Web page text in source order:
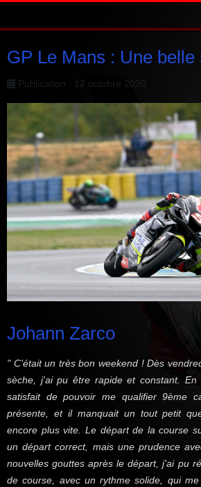
GP Le Mans : Une belle
Publication : 12 octobre 2020
Johann Zarco
" C'était un très bon weekend ! Dès
sèche, j'ai pu être rapide et constant. En
satisfait de pouvoir me qualifier 9ème
présente, et il manquait un tout petit
encore plus vite. Le départ de la course
un départ correct, mais une prudence
nouvelles gouttes après le départ, j'ai pu
de course, avec un rythme solide, qui